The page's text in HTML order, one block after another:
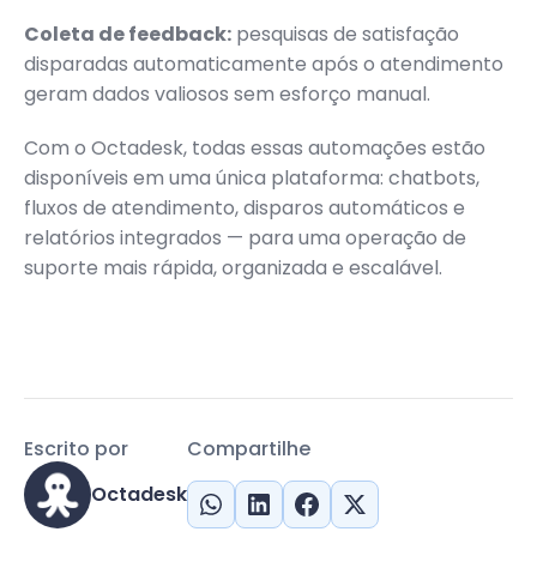
Coleta de feedback: pesquisas de satisfação
disparadas automaticamente após o atendimento
geram dados valiosos sem esforço manual.
Com o Octadesk, todas essas automações estão
disponíveis em uma única plataforma: chatbots,
fluxos de atendimento, disparos automáticos e
relatórios integrados — para uma operação de
suporte mais rápida, organizada e escalável.
Compartilhe
Escrito por
Octadesk